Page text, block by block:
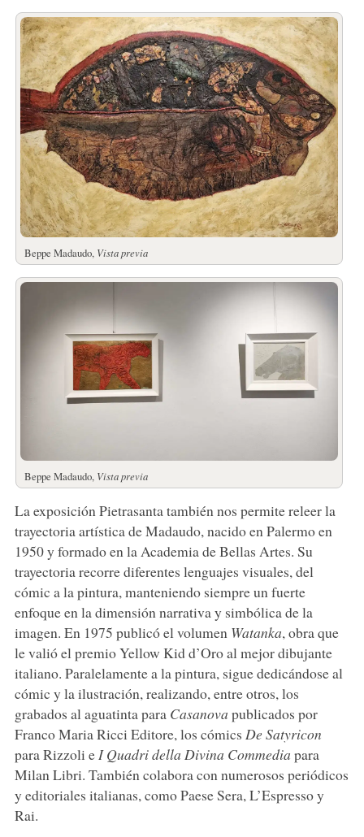
Beppe Madaudo, Vista previa
Beppe Madaudo, Vista previa
La exposición Pietrasanta también nos permite releer la
trayectoria artística de Madaudo, nacido en Palermo en
1950 y formado en la Academia de Bellas Artes. Su
trayectoria recorre diferentes lenguajes visuales, del
cómic a la pintura, manteniendo siempre un fuerte
enfoque en la dimensión narrativa y simbólica de la
imagen. En 1975 publicó el volumen Watanka, obra que
le valió el premio Yellow Kid d’Oro al mejor dibujante
italiano. Paralelamente a la pintura, sigue dedicándose al
cómic y la ilustración, realizando, entre otros, los
grabados al aguatinta para Casanova publicados por
Franco Maria Ricci Editore, los cómics De Satyricon
para Rizzoli eI Quadri della Divina Commedia para
Milan Libri. También colabora con numerosos periódicos
y editoriales italianas, como Paese Sera, L’Espresso y
Rai.